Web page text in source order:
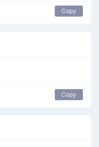
Copy
Copy